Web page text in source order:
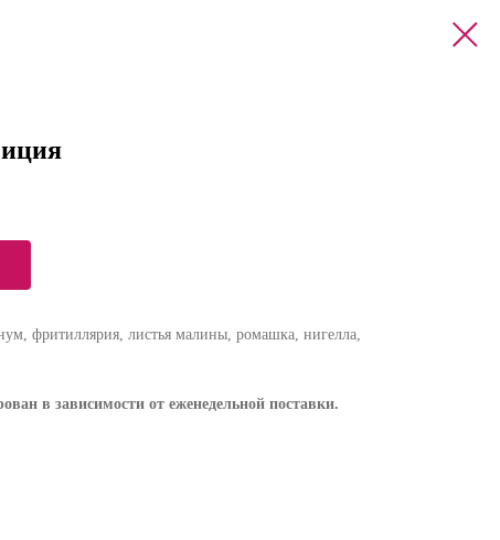
фритиллярия, листья малины, ромашка, нигелла,
в зависимости от еженедельной поставки.